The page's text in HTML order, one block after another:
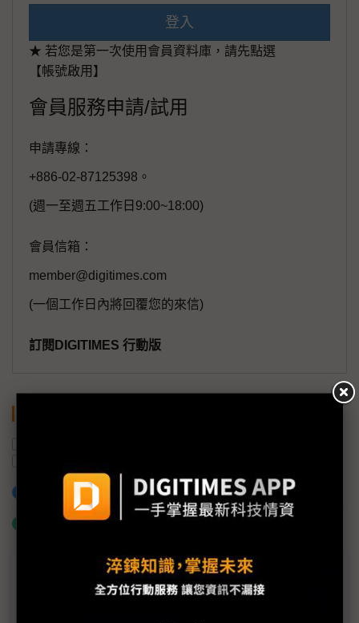
登入
★ 若您是第一次使用會員資料庫，請先點選
【帳號啟用】
會員服務申請/試用
申請專線：
+886-02-87125398。
(週一至週五工作日9:00~18:00)
會員信箱：
member@digitimes.com
(一個工作日內將回覆您的來信)
訂閱DIGITIMES 行動版
加入已選取到「關鍵字追蹤」
什麼是「關鍵字追蹤」
議題精選－夏普翻新局 鴻海如何操刀？